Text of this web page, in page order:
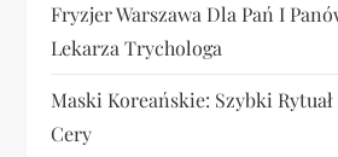
Fryzjer Warszawa Dla Pań I
Lekarza Trychologa
Maski Koreańskie: Szybki
Cery